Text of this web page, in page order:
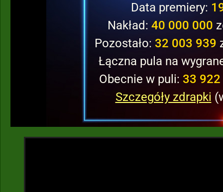
Data premiery:
Nakład: 40 000 000
Pozostało: 32 003 939
Łączna pula na
Obecnie w puli: 33 922
Szczegóły zdrapki